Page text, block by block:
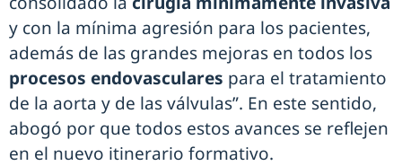
y con la mínima agresión para los pacientes,
además de las grandes mejoras en todos los
procesos endovasculares para el tratamiento
de la aorta y de las válvulas”. En este sentido,
abogó por que todos estos avances se reflejen
en el nuevo itinerario formativo.